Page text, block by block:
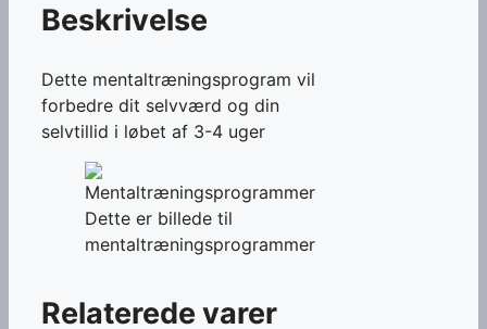
Beskrivelse
Dette mentaltræningsprogram vil
forbedre dit selvværd og din
selvtillid i løbet af 3-4 uger
Dette er billede til
mentaltræningsprogrammer
Relaterede varer